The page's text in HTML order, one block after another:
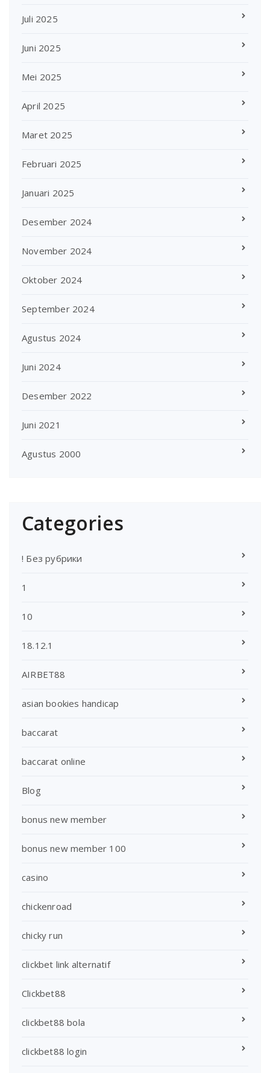
Juli 2025
Juni 2025
Mei 2025
April 2025
Maret 2025
Februari 2025
Januari 2025
Desember 2024
November 2024
Oktober 2024
September 2024
Agustus 2024
Juni 2024
Desember 2022
Juni 2021
Agustus 2000
Categories
! Без рубрики
1
10
18.12.1
AIRBET88
asian bookies handicap
baccarat
baccarat online
Blog
bonus new member
bonus new member 100
casino
chickenroad
chicky run
clickbet link alternatif
Clickbet88
clickbet88 bola
clickbet88 login